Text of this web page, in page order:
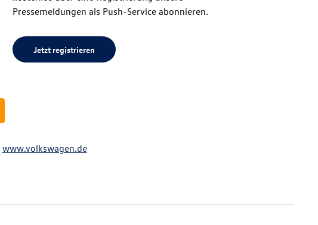
Pressemeldungen als Push-Service abonnieren.
Jetzt registrieren
www.volkswagen.de